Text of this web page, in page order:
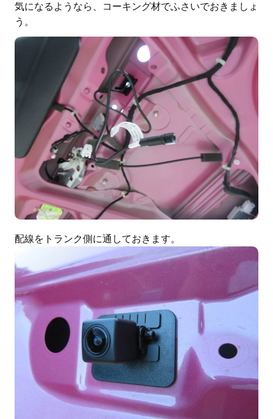
気になるようなら、コーキング材でふさいでおきましょ
う。
配線をトランク側に通しておきます。